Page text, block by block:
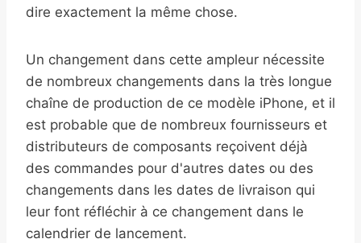
dire exactement la même chose.
Un changement dans cette ampleur nécessite
de nombreux changements dans la très longue
chaîne de production de ce modèle iPhone, et il
est probable que de nombreux fournisseurs et
distributeurs de composants reçoivent déjà
des commandes pour d'autres dates ou des
changements dans les dates de livraison qui
leur font réfléchir à ce changement dans le
calendrier de lancement.